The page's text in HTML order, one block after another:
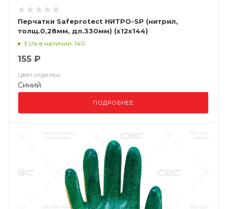
Перчатки Safeprotect НИТРО-SP (нитрил,
толщ.0,28мм, дл.330мм) (х12х144)
Есть в наличии: 140
155 ₽
Цвет отделки
Синий
ПОДРОБНЕЕ